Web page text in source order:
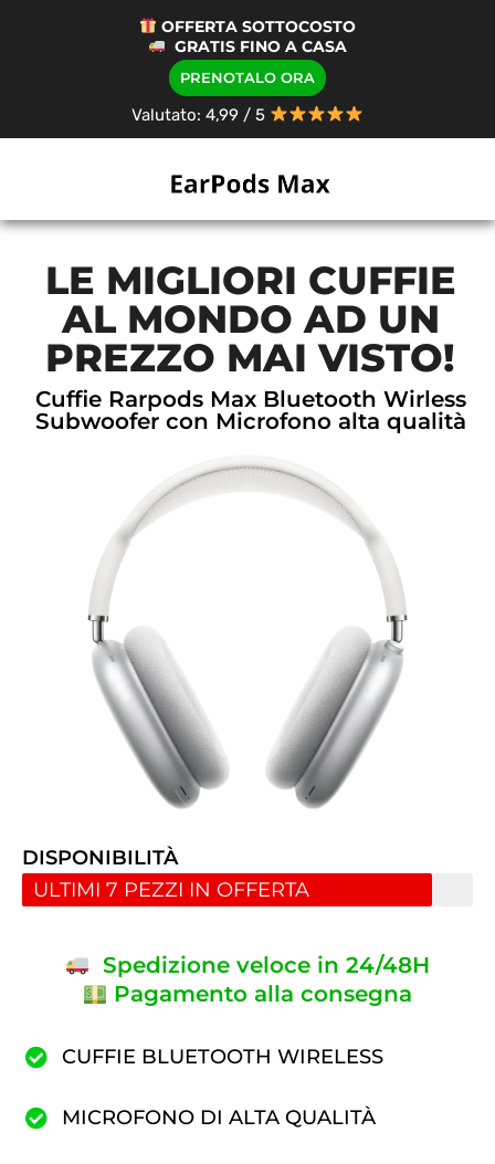
OFFERTA SOTTOCOSTO
GRATIS FINO A CASA
PRENOTALO ORA
Valutato: 4,99 / 5
LE MIGLIORI CUFFIE
AL MONDO AD UN
PREZZO MAI VISTO!
Cuffie Rarpods Max Bluetooth Wirless
Subwoofer con Microfono alta qualità
DISPONIBILITÀ
ULTIMI 7 PEZZI IN OFFERTA
Spedizione veloce in 24/48H
Pagamento alla consegna
CUFFIE BLUETOOTH WIRELESS
MICROFONO DI ALTA QUALITÀ